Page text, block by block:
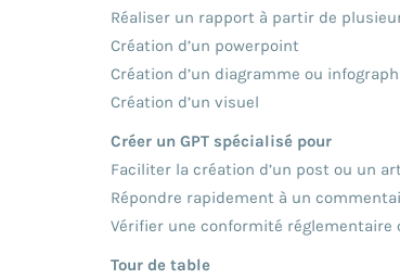
Réaliser un rapport à partir de
Création d’un powerpoint
Création d’un diagramme ou
Création d’un visuel
Créer un GPT spécialisé pour
Faciliter la création d’un post ou un
Répondre rapidement à un
Vérifier une conformité réglementaire
Tour de table